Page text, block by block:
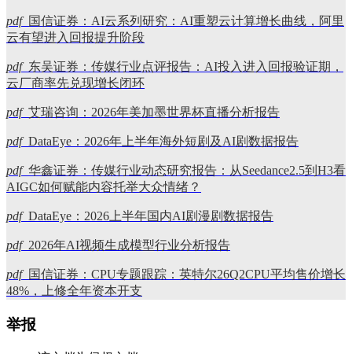
pdf国信证券：AI云系列研究：AI重塑云计算增长曲线，阿里
云有望进入回报提升阶段
pdf东吴证券：传媒行业点评报告：AI投入进入回报验证期，
云厂商率先兑现增长闭环
pdf艾瑞咨询：2026年美加墨世界杯直播分析报告
pdfDataEye：2026年上半年海外短剧及AI剧数据报告
pdf华鑫证券：传媒行业动态研究报告：从Seedance2.5到H3看
AIGC如何赋能内容托举大众情绪？
pdfDataEye：2026上半年国内AI剧漫剧数据报告
pdf2026年AI视频生成模型行业分析报告
pdf国信证券：CPU专题跟踪：英特尔26Q2CPU平均售价增长
48%，上修全年资本开支
举报